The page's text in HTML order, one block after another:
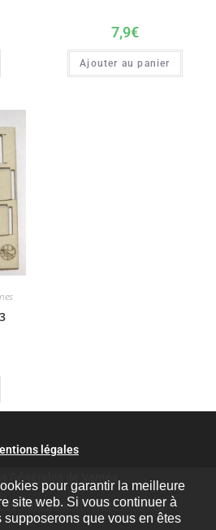
7,9€
Ajouter au panier
légales
pour Chemins de rêves
pour garantir la meilleure
site web. Si vous continuer à
supposerons que vous en êtes